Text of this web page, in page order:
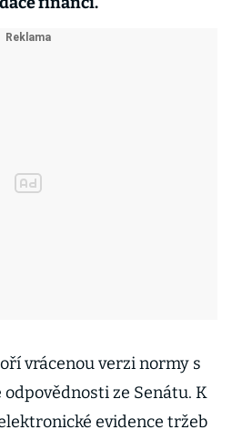
vrácenou verzi normy s
ze Senátu. K
evidence tržeb